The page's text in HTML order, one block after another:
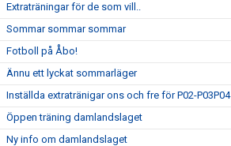
Extraträningar för de som vill..
Sommar sommar sommar
Fotboll på Åbo!
Ännu ett lyckat sommarläger
Inställda extratränigar ons och fre för P02-P03P04
Öppen träning damlandslaget
Ny info om damlandslaget